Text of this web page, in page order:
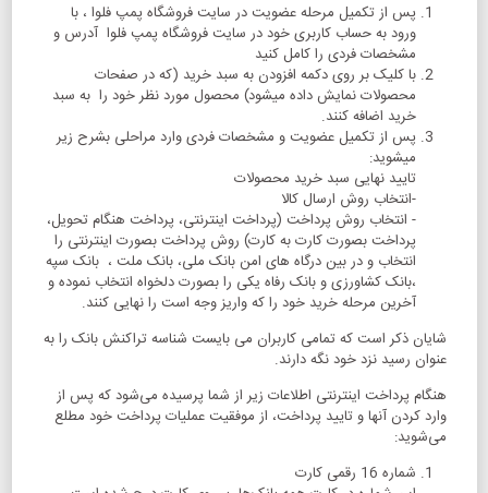
پس از تکمیل مرحله عضویت در سایت فروشگاه پمپ فلوا ، با
ورود به حساب کاربری خود در سایت فروشگاه پمپ فلوا آدرس و
مشخصات فردی را کامل کنید
با کلیک بر روی دکمه افزودن به سبد خرید (که در صفحات
محصولات نمایش داده میشود) محصول مورد نظر خود را به سبد
خرید اضافه کنند.
پس از تکمیل عضویت و مشخصات فردی وارد مراحلی بشرح زیر
میشوید:
تایید نهایی سبد خرید محصولات
-انتخاب روش ارسال کالا
- انتخاب روش پرداخت (پرداخت اینترنتی، پرداخت هنگام تحویل،
پرداخت بصورت کارت به کارت) روش پرداخت بصورت اینترنتی را
انتخاب و در بین درگاه های امن بانک ملی، بانک ملت ، بانک سپه
،بانک کشاورزی و بانک رفاه یکی را بصورت دلخواه انتخاب نموده و
آخرین مرحله خرید خود را که واریز وجه است را نهایی کنند.
شایان ذکر است که تمامی کاربران می بایست شناسه تراکنش بانک را به
عنوان رسید نزد خود نگه دارند.
هنگام پرداخت اینترنتی اطلاعات زیر از شما پرسیده می‌شود که پس از
وارد کردن آنها و تایید پرداخت، از موفقیت عملیات پرداخت خود مطلع
می‌شوید:
شماره 16 رقمی کارت